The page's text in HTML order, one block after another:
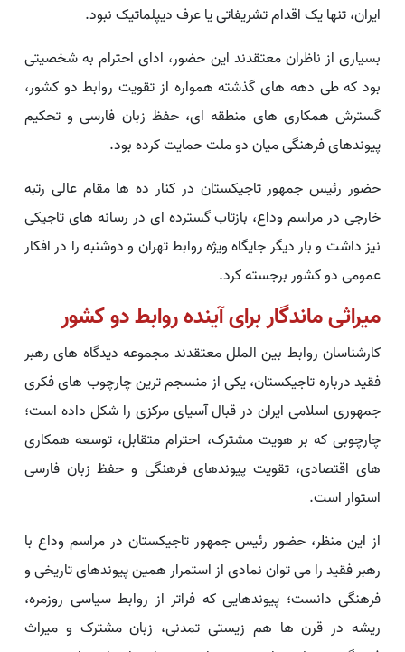
ایران، تنها یک اقدام تشریفاتی یا عرف دیپلماتیک نبود.
بسیاری از ناظران معتقدند این حضور، ادای احترام به شخصیتی
بود که طی دهه های گذشته همواره از تقویت روابط دو کشور،
گسترش همکاری های منطقه ای، حفظ زبان فارسی و تحکیم
پیوندهای فرهنگی میان دو ملت حمایت کرده بود.
حضور رئیس جمهور تاجیکستان در کنار ده ها مقام عالی رتبه
خارجی در مراسم وداع، بازتاب گسترده ای در رسانه های تاجیکی
نیز داشت و بار دیگر جایگاه ویژه روابط تهران و دوشنبه را در افکار
عمومی دو کشور برجسته کرد.
میراثی ماندگار برای آینده روابط دو کشور
کارشناسان روابط بین الملل معتقدند مجموعه دیدگاه های رهبر
فقید درباره تاجیکستان، یکی از منسجم ترین چارچوب های فکری
جمهوری اسلامی ایران در قبال آسیای مرکزی را شکل داده است؛
چارچوبی که بر هویت مشترک، احترام متقابل، توسعه همکاری
های اقتصادی، تقویت پیوندهای فرهنگی و حفظ زبان فارسی
استوار است.
از این منظر، حضور رئیس جمهور تاجیکستان در مراسم وداع با
رهبر فقید را می توان نمادی از استمرار همین پیوندهای تاریخی و
فرهنگی دانست؛ پیوندهایی که فراتر از روابط سیاسی روزمره،
ریشه در قرن ها هم زیستی تمدنی، زبان مشترک و میراث